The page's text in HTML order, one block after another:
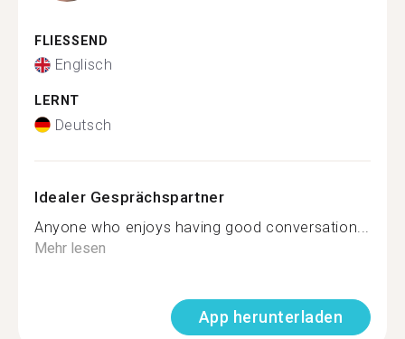
FLIESSEND
Englisch
LERNT
Deutsch
Idealer Gesprächspartner
Anyone who enjoys having good conversation...
Mehr lesen
App herunterladen